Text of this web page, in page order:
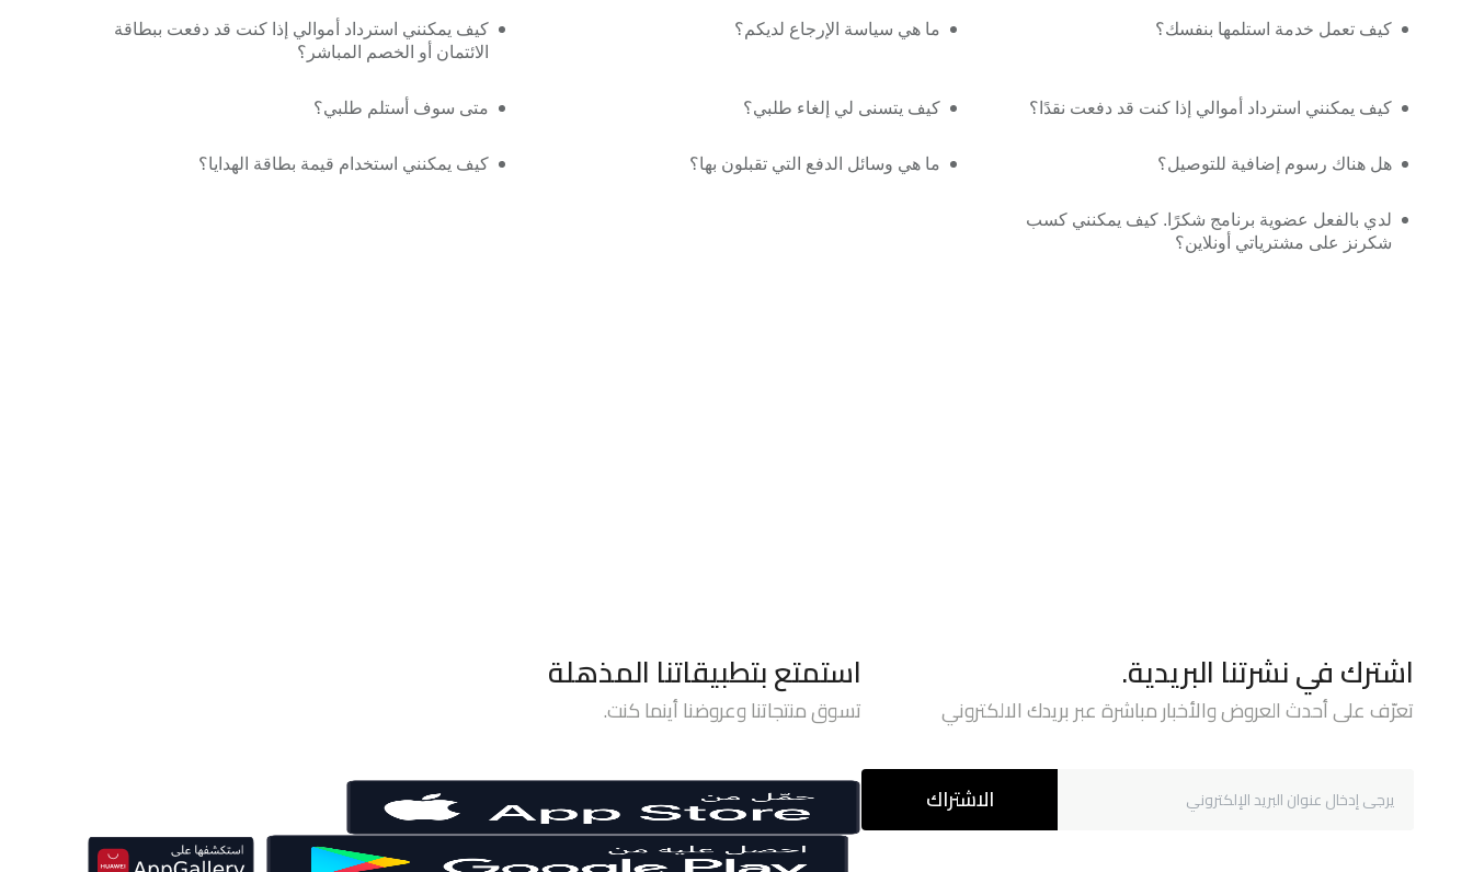
كيف تعمل خدمة استلمها بنفسك؟ ما هي سياسة الإرجاع لديكم؟
كيف يمكنني استرداد أموالي إذا كنت قد دفعت ببطاقة
الائتمان أو الخصم المباشر؟
كيف يمكنني استرداد أموالي إذا كنت قد دفعت نقدًا؟ كيف يتسنى لي إلغاء طلبي؟ متى سوف أستلم طلبي؟
هل هناك رسوم إضافية للتوصيل؟ ما هي وسائل الدفع التي تقبلون بها؟ كيف يمكنني استخدام قيمة بطاقة الهدايا؟
لدي بالفعل عضوية برنامج شكرًا. كيف يمكنني كسب
شكرنز على مشترياتي أونلاين؟
اشترك في نشرتنا البريدية.
تعرّف على أحدث العروض والأخبار مباشرة عبر بريدك الالكتروني
الاشتراك
استمتع بتطبيقاتنا المذهلة
تسوق منتجاتنا وعروضنا أينما كنت.